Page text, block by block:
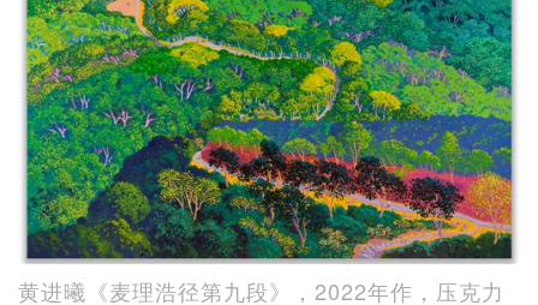
黄进曦《麦理浩径第九段》，2022年作，压克力